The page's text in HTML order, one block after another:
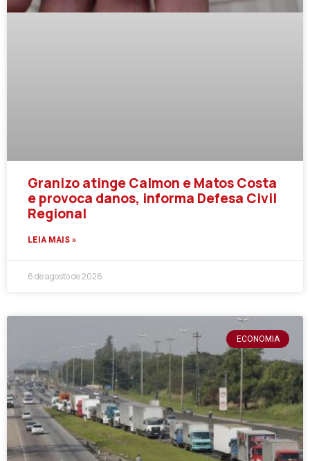
Granizo atinge Calmon e Matos Costa
e provoca danos, informa Defesa Civil
Regional
LEIA MAIS »
6 de agosto de 2026
ECONOMIA